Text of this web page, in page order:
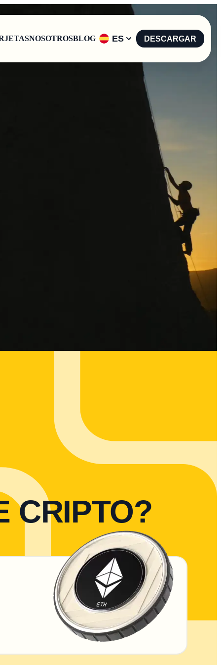
NOSOTROSBLOG ES DESCARGAR
CRIPTO?